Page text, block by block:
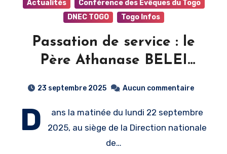
Actualités
Conférence des Evêques du Togo
DNEC TOGO
Togo Infos
Passation de service : le
Père Athanase BELEI
l’Éducation catholique au
Togo
23 septembre 2025 Aucun commentaire
D
ans la matinée du lundi 22 septembre
2025, au siège de la Direction nationale
de…